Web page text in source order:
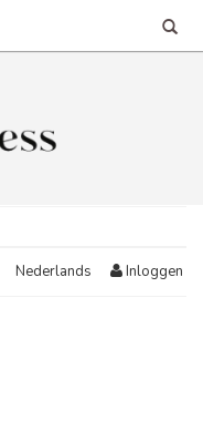
Nederlands Inloggen